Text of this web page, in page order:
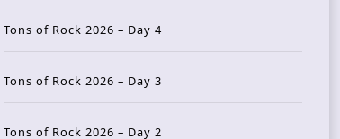
Tons of Rock 2026 – Day 4
Tons of Rock 2026 – Day 3
Tons of Rock 2026 – Day 2